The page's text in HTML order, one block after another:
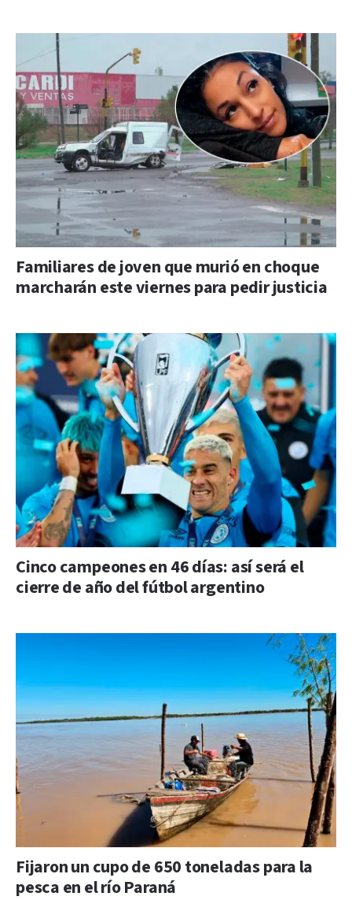
Familiares de joven que murió en choque
marcharán este viernes para pedir justicia
Cinco campeones en 46 días: así será el
cierre de año del fútbol argentino
Fijaron un cupo de 650 toneladas para la
pesca en el río Paraná